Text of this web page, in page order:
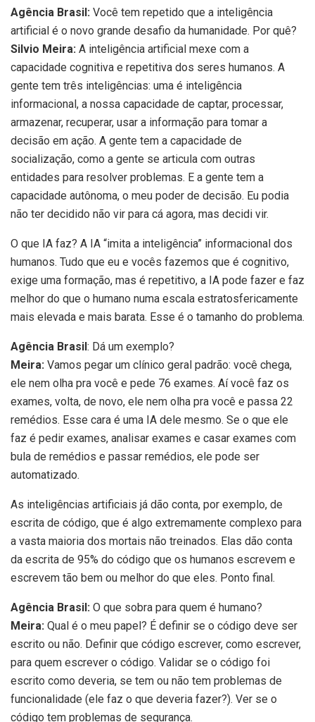
Agência Brasil: Você tem repetido que a inteligência
artificial é o novo grande desafio da humanidade. Por quê?
Silvio Meira: A inteligência artificial mexe com a
capacidade cognitiva e repetitiva dos seres humanos. A
gente tem três inteligências: uma é inteligência
informacional, a nossa capacidade de captar, processar,
armazenar, recuperar, usar a informação para tomar a
decisão em ação. A gente tem a capacidade de
socialização, como a gente se articula com outras
entidades para resolver problemas. E a gente tem a
capacidade autônoma, o meu poder de decisão. Eu podia
não ter decidido não vir para cá agora, mas decidi vir.
O que IA faz? A IA “imita a inteligência” informacional dos
humanos. Tudo que eu e vocês fazemos que é cognitivo,
exige uma formação, mas é repetitivo, a IA pode fazer e faz
melhor do que o humano numa escala estratosfericamente
mais elevada e mais barata. Esse é o tamanho do problema.
Agência Brasil : Dá um exemplo?
Meira: Vamos pegar um clínico geral padrão: você chega,
ele nem olha pra você e pede 76 exames. Aí você faz os
exames, volta, de novo, ele nem olha pra você e passa 22
remédios. Esse cara é uma IA dele mesmo. Se o que ele
faz é pedir exames, analisar exames e casar exames com
bula de remédios e passar remédios, ele pode ser
automatizado.
As inteligências artificiais já dão conta, por exemplo, de
escrita de código, que é algo extremamente complexo para
a vasta maioria dos mortais não treinados. Elas dão conta
da escrita de 95% do código que os humanos escrevem e
escrevem tão bem ou melhor do que eles. Ponto final.
Agência Brasil: O que sobra para quem é humano?
Meira: Qual é o meu papel? É definir se o código deve ser
escrito ou não. Definir que código escrever, como escrever,
para quem escrever o código. Validar se o código foi
escrito como deveria, se tem ou não tem problemas de
funcionalidade (ele faz o que deveria fazer?). Ver se o
código tem problemas de segurança.